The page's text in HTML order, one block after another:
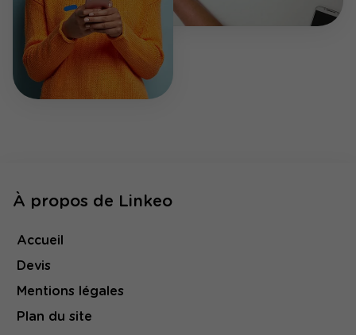
À propos de Linkeo
Accueil
Devis
Mentions légales
Plan du site